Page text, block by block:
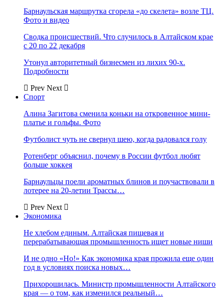
Барнаульская маршрутка сгорела «до скелета» возле ТЦ.
Фото и видео
Сводка происшествий. Что случилось в Алтайском крае
с 20 по 22 декабря
Утонул авторитетный бизнесмен из лихих 90-х.
Подробности
Prev Next
Спорт
Алина Загитова сменила коньки на откровенное мини-
платье и гольфы. Фото
Футболист чуть не свернул шею, когда радовался голу
Ротенберг объяснил, почему в России футбол любят
больше хоккея
Барнаульцы поели ароматных блинов и поучаствовали в
лотерее на 20-летии Трассы…
Prev Next
Экономика
Не хлебом единым. Алтайская пищевая и
перерабатывающая промышленность ищет новые ниши
И не одно «Но!» Как экономика края прожила еще один
год в условиях поиска новых…
Прихорошилась. Министр промышленности Алтайского
края — о том, как изменился реальный…